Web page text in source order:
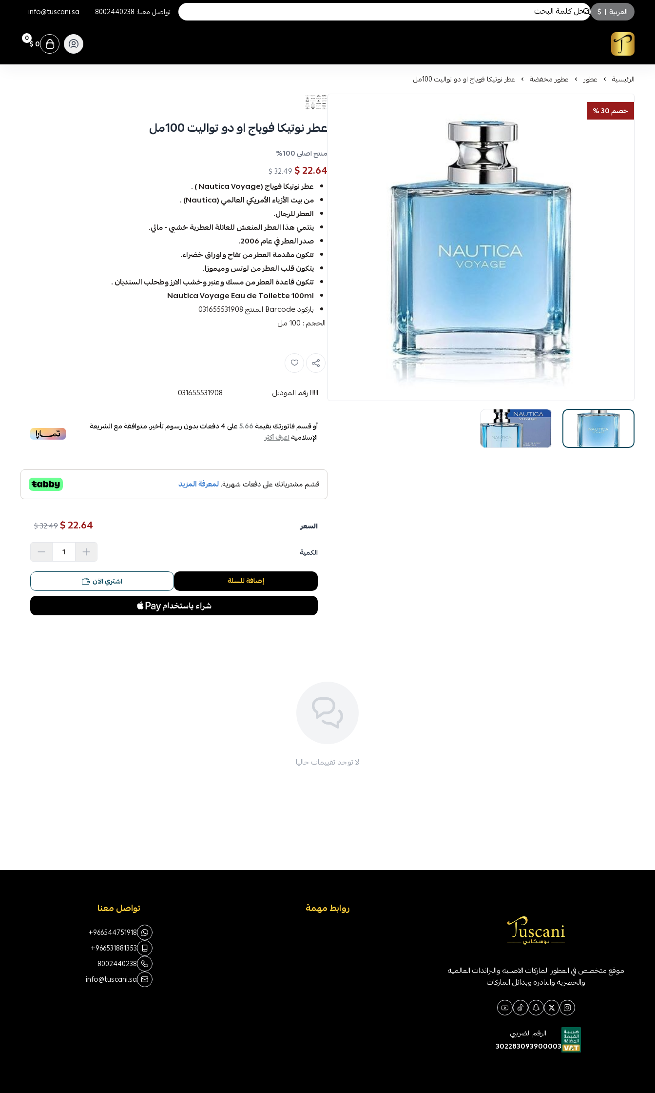
العربية |
$ تواصل معنا: 8002440238
info@tuscani.sa
توسكاني للعطور
0 0 $
الرئيسية عطور عطور مخفضة عطر نوتيكا فوياج او دو تواليت 100مل
خصم 30 %
عطر نوتيكا فوياج او دو تواليت 100مل
منتج اصلي 100%
22.64 $
32.49 $
عطر نوتيكا فوياج (Nautica Voyage ) .
من بيت الأزياء الأمريكي العالمي (Nautica) .
العطر للرجال.
ينتمي هذا العطر المنعش للعائلة العطرية خشبي - مائي.
صدر العطر في عام 2006.
تتكون مقدمة العطر من تفاح واوراق خضراء.
يتكون قلب العطر من لوتس وميموزا.
تتكون قاعدة العطر من مسك وعنبر وخشب الارز وطحلب السنديان .
Nautica Voyage Eau de Toilette 100ml
باركود Barcode المنتج 031655531908
الحجم : 100 مل
رقم الموديل 031655531908
أو قسم فاتورتك بقيمة5.66على4دفعات بدون رسوم تأخير، متوافقة مع الشريعة
الإسلاميةاعرف أكثر
السعر 22.64 $
32.49 $
الكمية
إضافة للسلة اشتري الآن
لا توجد تقييمات حاليا
موقع متخصص في العطور الماركات الاصليه والبراندات العالميه
والحصريه والنادره وبدائل الماركات
الرقم الضريبي
302283093900003
روابط مهمة تواصل معنا
+966544751918
+966531881353
8002440238
info@tuscani.sa